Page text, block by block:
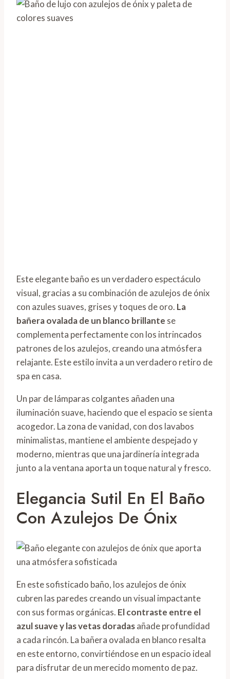
Este elegante baño es un verdadero espectáculo
visual, gracias a su combinación de azulejos de ónix
con azules suaves, grises y toques de oro. La
bañera ovalada de un blanco brillante se
complementa perfectamente con los intrincados
patrones de los azulejos, creando una atmósfera
relajante. Este estilo invita a un verdadero retiro de
spa en casa.
Un par de lámparas colgantes añaden una
iluminación suave, haciendo que el espacio se sienta
acogedor. La zona de vanidad, con dos lavabos
minimalistas, mantiene el ambiente despejado y
moderno, mientras que una jardinería integrada
junto a la ventana aporta un toque natural y fresco.
Elegancia Sutil En El Baño
Con Azulejos De Ónix
En este sofisticado baño, los azulejos de ónix
cubren las paredes creando un visual impactante
con sus formas orgánicas. El contraste entre el
azul suave y las vetas doradasañade profundidad
a cada rincón. La bañera ovalada en blanco resalta
en este entorno, convirtiéndose en un espacio ideal
para disfrutar de un merecido momento de paz.